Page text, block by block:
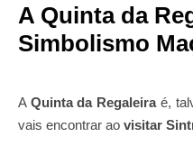
A Quinta da
Simbolismo
A Quinta da Regaleiraé,
vais encontrar ao visitar